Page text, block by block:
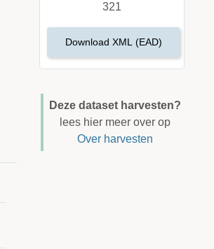
321
Download XML (EAD)
Deze dataset harvesten?
lees hier meer over op
Over harvesten